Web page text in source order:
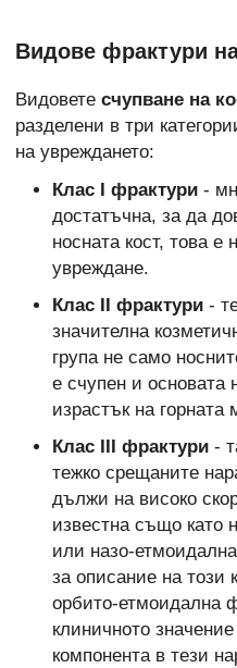
Видове фрактури
Видовете счупване на
разделени в три
на увреждането:
Клас I фрактури-
достатъчна, за да
носната кост, това е
увреждане.
Клас II фрактури-
значителна
група не само
е счупен и основата
израстък на горната
Клас III фрактури-
тежко срещаните
дължи на високо
известна също като
или назо-
за описание на този
орбито-етмоидална
клиничното
компонента в тези